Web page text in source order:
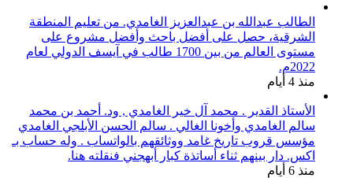
الطالب عبدالله بن عبدالعزيز الغامدي. من تعليم المنطقة
الشرقية، حصل على أفضل باحث وأفضل مشروع على
مستوى العالم من بين 1700 طالب في آيسف الدولي لعام
2022م.
منذ 4 أيام
الأستاذ القدير . محمد آل خير الغامدي , ود. أحمد بن محمد
سالم الغامدي وأخونا الغالي . سالم الحسن الأبلجي الغامدي
مؤسس قروب تاريخ غامد ووثائقهم بالواتساب . وله حساب بـ
اكس. دار بينهم ثناء أساتذة كبار أبهجني فنقلته هنا.
منذ 6 أيام